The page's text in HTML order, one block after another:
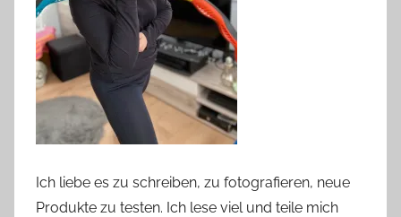
Ich liebe es zu schreiben, zu fotografieren, neue
Produkte zu testen. Ich lese viel und teile mich